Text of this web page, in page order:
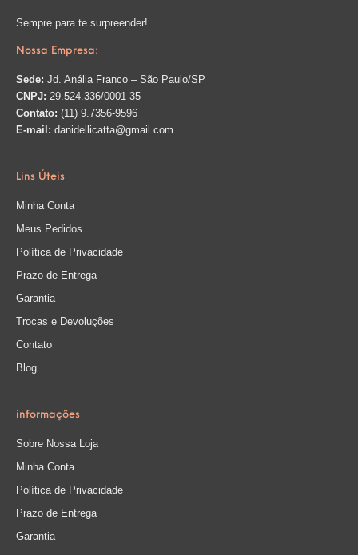
Sempre para te surpreender!
Nossa Empresa:
Sede: Jd. Anália Franco – São Paulo/SP
CNPJ: 29.524.336/0001-35
Contato: (11) 9.7356-9596
E-mail: danidellicatta@gmail.com
Lins Úteis
Minha Conta
Meus Pedidos
Política de Privacidade
Prazo de Entrega
Garantia
Trocas e Devoluções
Contato
Blog
informações
Sobre Nossa Loja
Minha Conta
Política de Privacidade
Prazo de Entrega
Garantia